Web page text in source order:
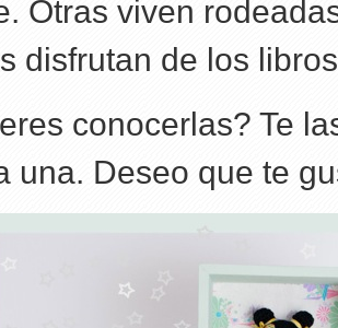
Otras viven
disfrutan de los
conocerlas? Te
una. Deseo que te